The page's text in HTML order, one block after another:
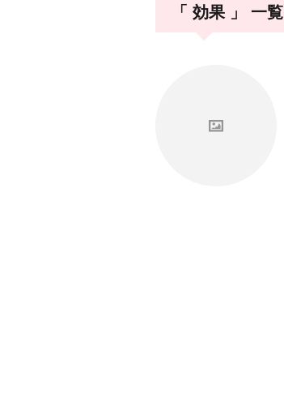
「 効果 」 一覧